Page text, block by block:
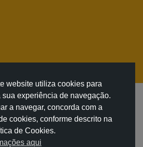
website utiliza cookies para
sua experiência de navegação.
a navegar, concorda com a
cookies, conforme descrito na
de Cookies.
aqui